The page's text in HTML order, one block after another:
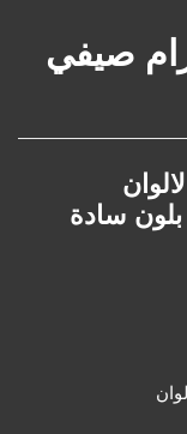
180 غرام صيفي
سادة